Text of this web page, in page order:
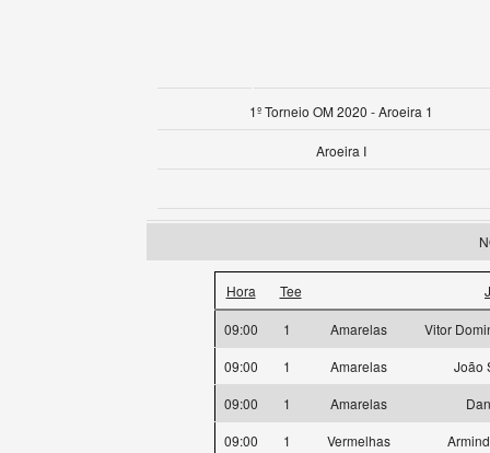
1º Torneio OM 2020 - Aroeira 1
Aroeira I
Hora Tee
09:00 1 Amarelas
Vitor
09:00
1 Amarelas
João
09:00
1 Amarelas
09:00
1 Vermelhas